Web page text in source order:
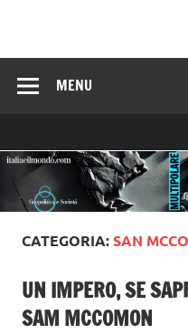
MENU
CATEGORIA:SAN
UN IMPERO, SE
SAM MCCOMON